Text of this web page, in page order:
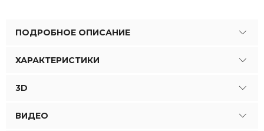
ПОДРОБНОЕ ОПИСАНИЕ
ХАРАКТЕРИСТИКИ
3D
ВИДЕО